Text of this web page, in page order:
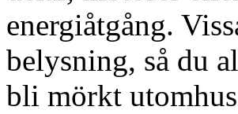
energiåtgång.
belysning, så du
bli mörkt